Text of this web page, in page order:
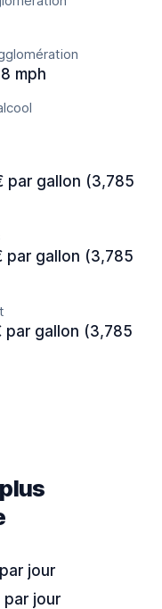
mph
par gallon (3,785
par gallon (3,785
par gallon (3,785
jour
par jour